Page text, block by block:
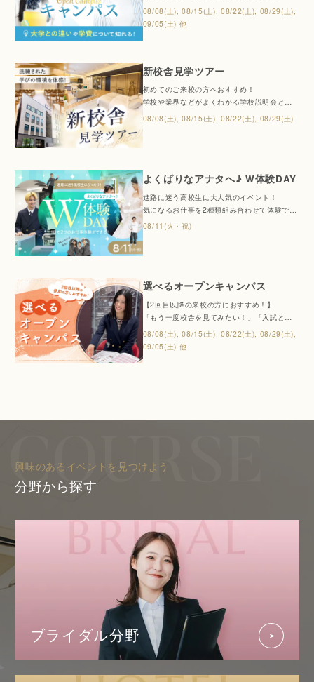
も相談できます。
進路選びでお悩みの3年生の皆さんにも、高校
での三者面談に向けてより具体的に進路のこ
とを考えている高校2年生の皆さんにもオスス
親子で一緒にご参加いただくことでその後の
保護者様向け相談会・個別相談会同時開催。
08/08(土), 08/15(土), 08/22(土), 08/29(土),
09/05(土) 他
新校舎見学ツアー
初めてのご来校の方へおすすめ！
学校や業界などがよくわかる学校説明会と、
最新設備見学ツアーを開催する1日です。
08/08(土), 08/15(土), 08/22(土), 08/29(土)
よくばりなアナタへ♪ W体験DAY
進路に迷う高校生に大人気のイベント！
気になるお仕事を2種類組み合わせて体験でき
るお得な1日♪
08/11(火・祝)
選べるオープンキャンパス
【2回目以降の来校の方におすすめ！】
「もう一度校舎を見てみたい！」「入試と学
費の説明だけ聞きたい！」など、あなたのご
希望に合わせて行います。
どのイベントに申し込もうか悩んでいる2回目
08/08(土), 08/15(土), 08/22(土), 08/29(土),
09/05(土) 他
興味のあるイベントを見つけよう
分野から探す
ブライダル分野